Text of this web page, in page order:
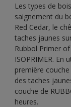
Les types de
saignement du
Red Cedar, le
taches jaunes
Rubbol Primer
ISOPRIMER. En
première
des taches
couche de
heures.